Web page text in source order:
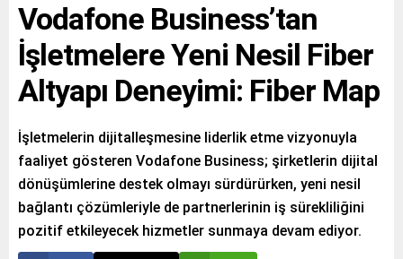
Vodafone Business’tan
İşletmelere Yeni Nesil Fiber
Altyapı Deneyimi: Fiber Map
İşletmelerin dijitalleşmesine liderlik etme vizyonuyla
faaliyet gösteren Vodafone Business; şirketlerin dijital
dönüşümlerine destek olmayı sürdürürken, yeni nesil
bağlantı çözümleriyle de partnerlerinin iş sürekliliğini
pozitif etkileyecek hizmetler sunmaya devam ediyor.